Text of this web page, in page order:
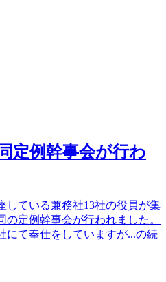
定例幹事会が行わ
している兼務社13社の役員が集
の定例幹事会が行われました。
にて奉仕をしていますが...の続